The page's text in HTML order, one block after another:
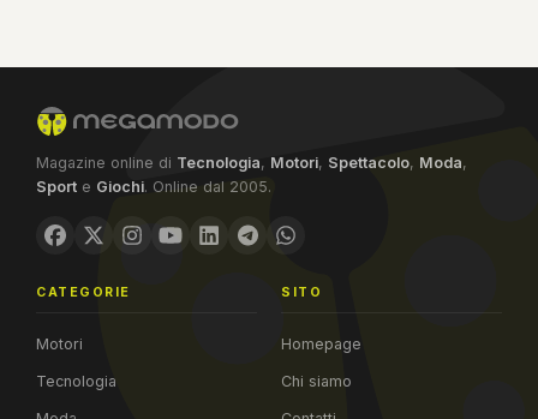
Magazine online di Tecnologia, Motori, Spettacolo, Moda,
Sport e Giochi. Online dal 2005.
CATEGORIE
Motori
Tecnologia
SITO
Homepage
Chi siamo